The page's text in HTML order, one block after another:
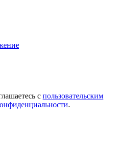
с пользовательским
.